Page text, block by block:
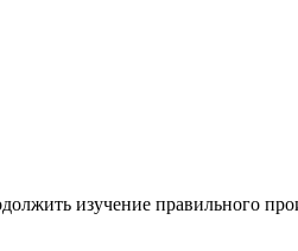
изучение правильного